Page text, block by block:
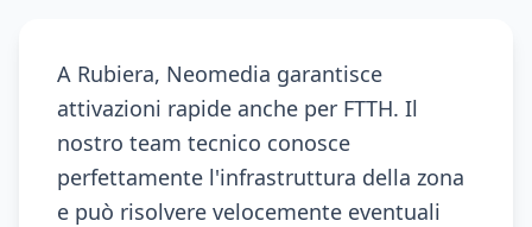
A Rubiera, Neomedia garantisce
attivazioni rapide anche per FTTH. Il
nostro team tecnico conosce
perfettamente l'infrastruttura della zona
e può risolvere velocemente eventuali